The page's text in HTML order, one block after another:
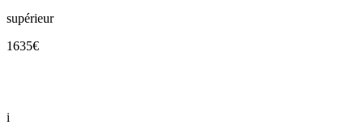
supérieur
1635€
i